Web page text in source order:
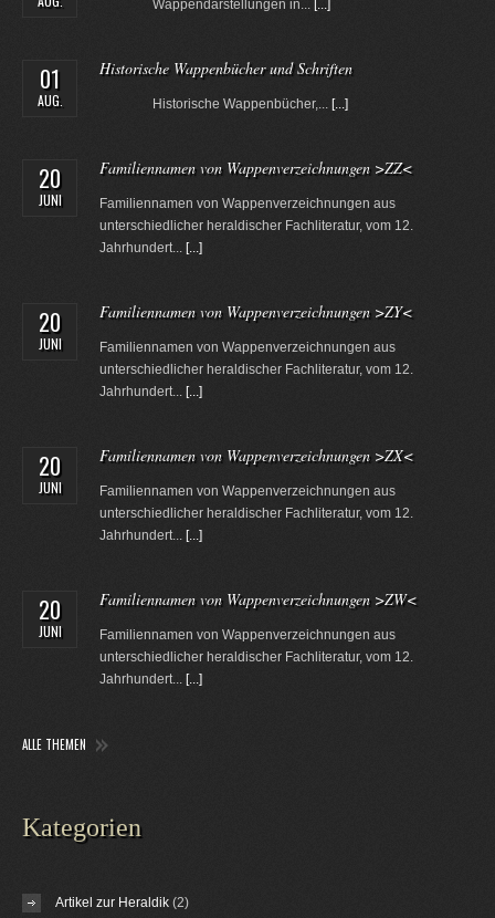
Wappendarstellungen in... [...]
01
AUG.
Historische Wappenbücher und Schriften
Historische Wappenbücher,... [...]
20
JUNI
Familiennamen von Wappenverzeichnungen >ZZ<
Familiennamen von Wappenverzeichnungen aus
unterschiedlicher heraldischer Fachliteratur, vom 12.
Jahrhundert... [...]
20
JUNI
Familiennamen von Wappenverzeichnungen >ZY<
Familiennamen von Wappenverzeichnungen aus
unterschiedlicher heraldischer Fachliteratur, vom 12.
Jahrhundert... [...]
20
JUNI
Familiennamen von Wappenverzeichnungen >ZX<
Familiennamen von Wappenverzeichnungen aus
unterschiedlicher heraldischer Fachliteratur, vom 12.
Jahrhundert... [...]
20
JUNI
Familiennamen von Wappenverzeichnungen >ZW<
Familiennamen von Wappenverzeichnungen aus
unterschiedlicher heraldischer Fachliteratur, vom 12.
Jahrhundert... [...]
ALLE THEMEN
Kategorien
Artikel zur Heraldik (2)